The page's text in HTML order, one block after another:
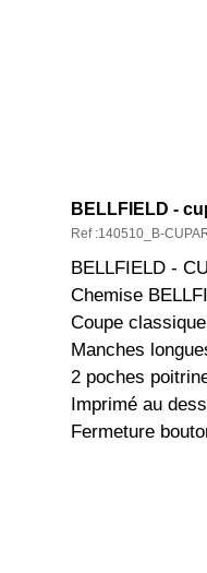
BELLFIELD -
Ref :140510_B-
BELLFIELD -
Chemise
Coupe classique
Manches
2 poches
Imprimé au
Fermeture